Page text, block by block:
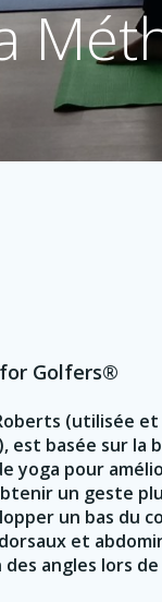
Golfers®
(utilisée
est basée sur la
yoga pour
un geste
un bas du
et
angles lors